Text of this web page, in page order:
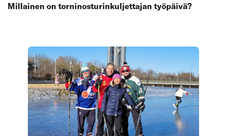
Millainen on torninosturinkuljettajan työpäivä?